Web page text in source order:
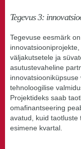
Tegevus 3:
Tegevuse eesmärk
väljakutsetele ja
asutustevaheline
tehnoloogilise
Projektideks saab
omafinantseering
avatud, kuid taotluste
esimene kvartal.